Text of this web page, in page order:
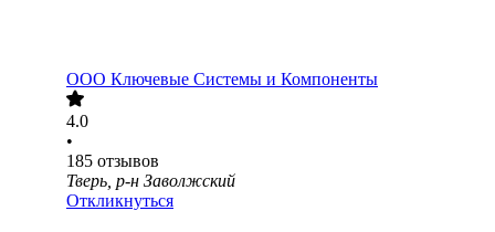
ООО Ключевые Системы и Компоненты
4.0
•
185 отзывов
Тверь, р-н Заволжский
Откликнуться